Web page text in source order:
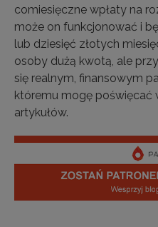
comiesięczne wpłaty na
może on funkcjonować i
lub dziesięć złotych
osoby dużą kwotą, ale
się realnym, finansowym
któremu mogę poświęcać
artykułów.